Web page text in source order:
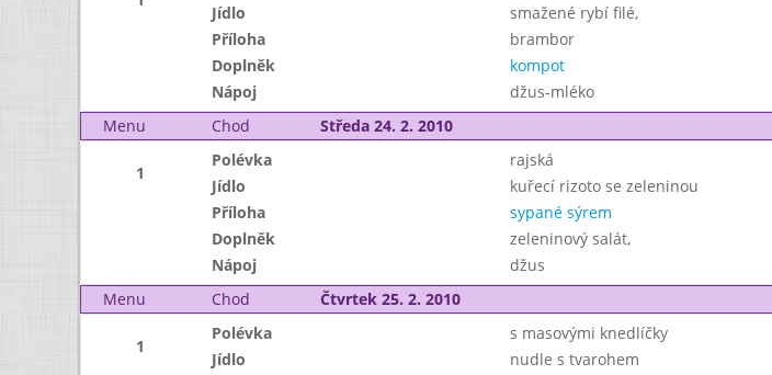
Jídlo
smažené rybí filé,
Příloha
brambor
Doplněk
kompot
Nápoj
džus-mléko
Menu
Chod Středa 24. 2. 2010
1
Polévka
rajská
Jídlo
kuřecí rizoto se zeleninou
Příloha
sypané sýrem
Doplněk
zeleninový salát,
Nápoj
džus
Menu
Chod Čtvrtek 25. 2. 2010
1
Polévka
s masovými knedlíčky
Jídlo
nudle s tvarohem